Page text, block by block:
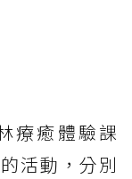
療癒體驗課
活動，分別